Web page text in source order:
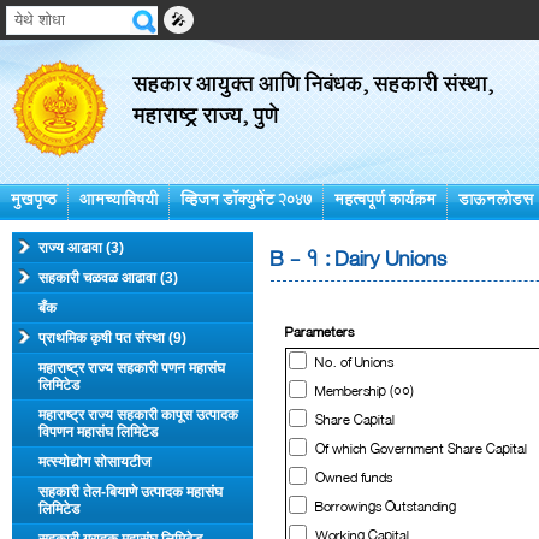
🎤
सहकार आयुक्त आणि निबंधक, सहकारी संस्था,
महाराष्ट्र राज्य, पुणे
मुखपृष्ठ आमच्याविषयी व्हिजन डॉक्युमेंट २०४७ महत्वपूर्ण कार्यक्रम डाऊनलोडस
राज्य आढावा (3)
सहकारी चळवळ आढावा (3)
बँक
प्राथमिक कृषी पत संस्था (9)
महाराष्ट्र राज्य सहकारी पणन महासंघ
लिमिटेड
महाराष्ट्र राज्य सहकारी कापूस उत्पादक
विपणन महासंघ लिमिटेड
मत्स्योद्योग सोसायटीज
सहकारी तेल-बियाणे उत्पादक महासंघ
लिमिटेड
B - 1 : Dairy Unions
Parameters
No. of Unions
Membership (00)
Share Capital
Of which Government Share Capital
Owned funds
Borrowings Outstanding